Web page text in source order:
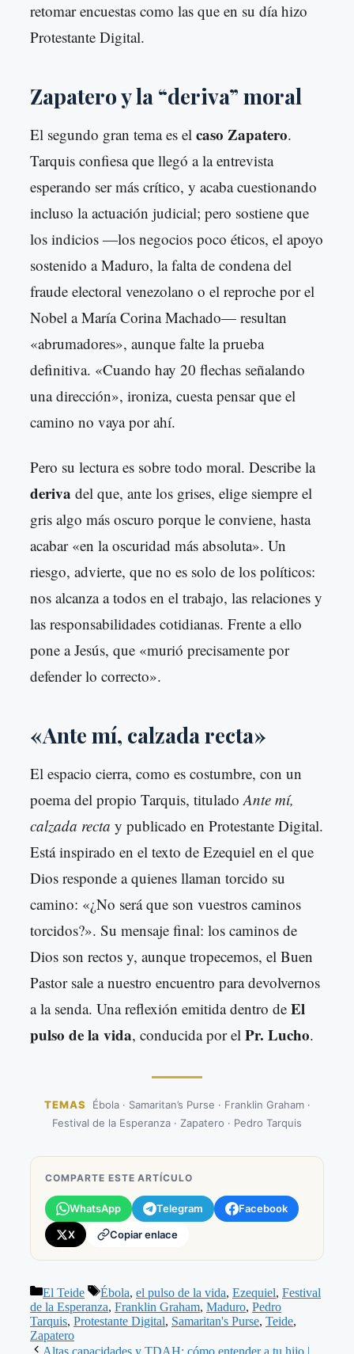
retomar encuestas como las que en su día hizo
Protestante Digital.
Zapatero y la “deriva” moral
El segundo gran tema es el caso Zapatero.
Tarquis confiesa que llegó a la entrevista
esperando ser más crítico, y acaba cuestionando
incluso la actuación judicial; pero sostiene que
los indicios —los negocios poco éticos, el apoyo
sostenido a Maduro, la falta de condena del
fraude electoral venezolano o el reproche por el
Nobel a María Corina Machado— resultan
«abrumadores», aunque falte la prueba
definitiva. «Cuando hay 20 flechas señalando
una dirección», ironiza, cuesta pensar que el
camino no vaya por ahí.
Pero su lectura es sobre todo moral. Describe la
deriva del que, ante los grises, elige siempre el
gris algo más oscuro porque le conviene, hasta
acabar «en la oscuridad más absoluta». Un
riesgo, advierte, que no es solo de los políticos:
nos alcanza a todos en el trabajo, las relaciones y
las responsabilidades cotidianas. Frente a ello
pone a Jesús, que «murió precisamente por
defender lo correcto».
«Ante mí, calzada recta»
El espacio cierra, como es costumbre, con un
poema del propio Tarquis, tituladoAnte mí,
calzada recta y publicado en Protestante Digital.
Está inspirado en el texto de Ezequiel en el que
Dios responde a quienes llaman torcido su
camino: «¿No será que son vuestros caminos
torcidos?». Su mensaje final: los caminos de
Dios son rectos y, aunque tropecemos, el Buen
Pastor sale a nuestro encuentro para devolvernos
a la senda. Una reflexión emitida dentro de El
pulso de la vida, conducida por el Pr. Lucho.
TEMAS Ébola · Samaritan’s Purse · Franklin Graham ·
Festival de la Esperanza · Zapatero · Pedro Tarquis
COMPARTE ESTE ARTÍCULO
WhatsApp Telegram Facebook
X Copiar enlace
Categorías
El Teide Etiquetas
Ébola, el pulso de la vida, Ezequiel, Festival
de la Esperanza, Franklin Graham, Maduro, Pedro
Tarquis, Protestante Digital, Samaritan's Purse, Teide,
Zapatero